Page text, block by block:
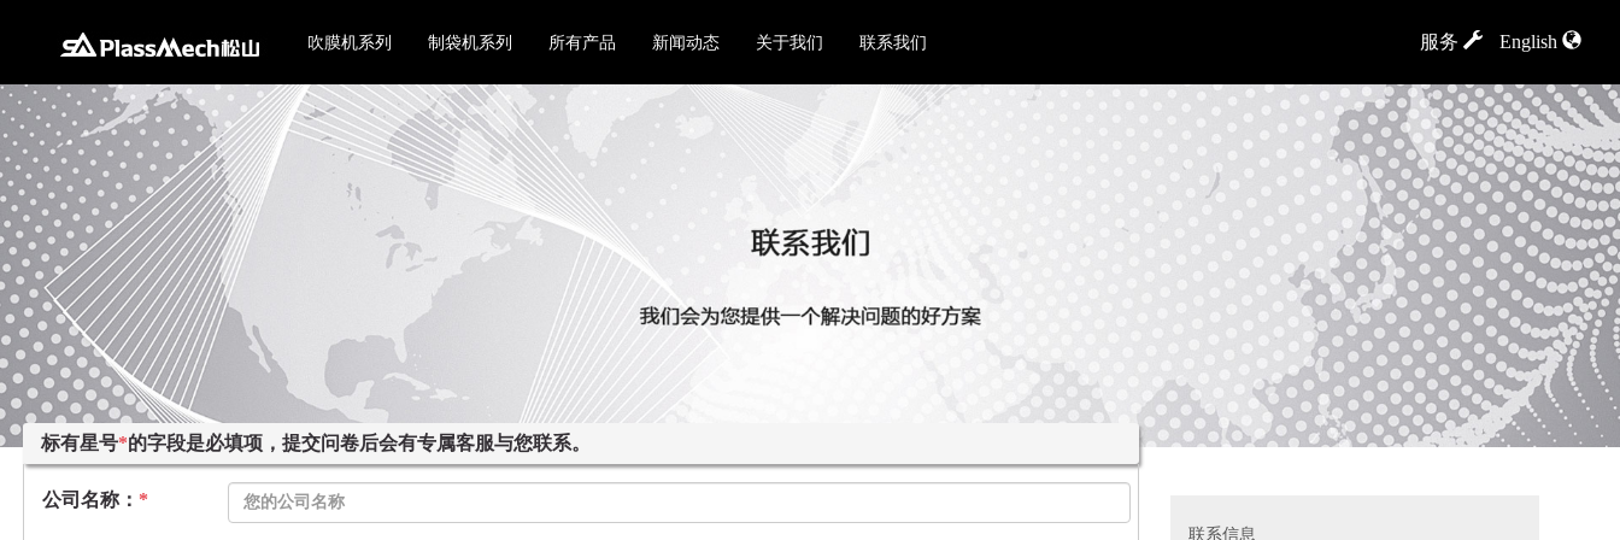
吹膜机系列 制袋机系列 所有产品 新闻动态 关于我们 联系我们 服务 English
标有星号*的字段是必填项，提交问卷后会有专属客服与您联系。
公司名称： *
联系信息